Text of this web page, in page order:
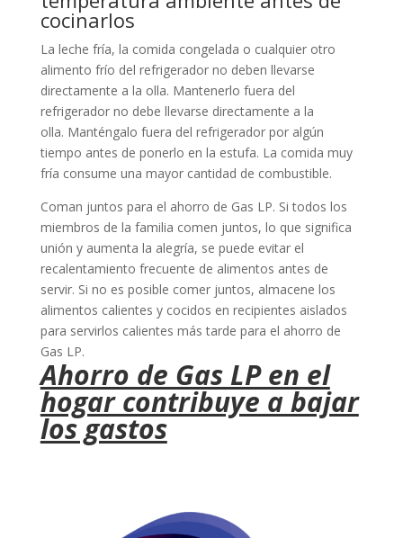
cocinarlos
La leche fría, la comida congelada o cualquier otro
alimento frío del refrigerador no deben llevarse
directamente a la olla. Mantenerlo fuera del
refrigerador no debe llevarse directamente a la
olla. Manténgalo fuera del refrigerador por algún
tiempo antes de ponerlo en la estufa. La comida muy
fría consume una mayor cantidad de combustible.
Coman juntos para el ahorro de Gas LP. Si todos los
miembros de la familia comen juntos, lo que significa
unión y aumenta la alegría, se puede evitar el
recalentamiento frecuente de alimentos antes de
servir. Si no es posible comer juntos, almacene los
alimentos calientes y cocidos en recipientes aislados
para servirlos calientes más tarde para el ahorro de
Gas LP.
Ahorro de Gas LP en el
hogar contribuye a bajar
los gastos